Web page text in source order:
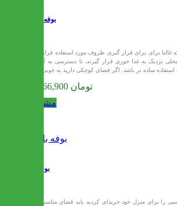
بوفه آیحان
غالبا برای برای قرار گیری ظروف مورد استفاده قرار می
نزدیک به غذا خوری قرار گیرند، تا دسترسی به آن ها
38,466,900 تومان
مشاهده
بوفه بانو
را برای منزل خود خریدای کردید باید فضای مناسبی را